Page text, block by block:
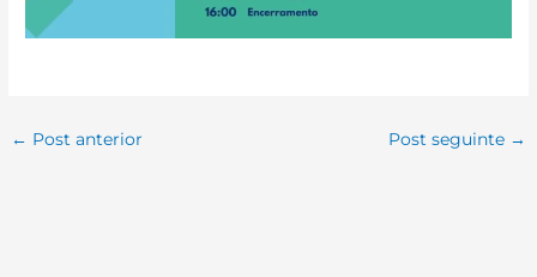
← Post anterior Post seguinte →